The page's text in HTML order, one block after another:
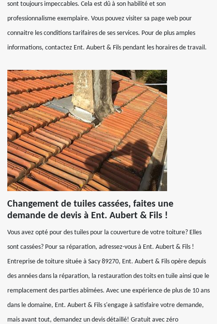
sont toujours impeccables. Cela est dû à son habilité et son
professionnalisme exemplaire. Vous pouvez visiter sa page web pour
connaitre les conditions tarifaires de ses services. Pour de plus amples
informations, contactez Ent. Aubert & Fils pendant les horaires de travail.
Changement de tuiles cassées, faites une
demande de devis à Ent. Aubert & Fils !
Vous avez opté pour des tuiles pour la couverture de votre toiture? Elles
sont cassées? Pour sa réparation, adressez-vous à Ent. Aubert & Fils !
Entreprise de toiture située à Sacy 89270, Ent. Aubert & Fils opère depuis
des années dans la réparation, la restauration des toits en tuile ainsi que le
remplacement des parties abîmées. Avec une expérience de plus de 10 ans
dans le domaine, Ent. Aubert & Fils s'engage à satisfaire votre demande,
mais avant tout, demandez un devis détaillé! Gratuit avec zéro